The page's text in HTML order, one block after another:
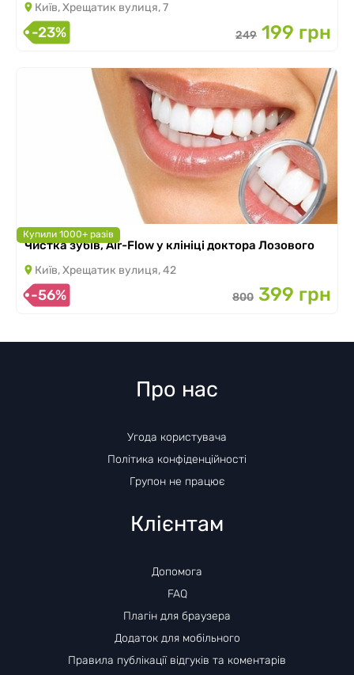
Київ, Хрещатик вулиця, 7
-23% 249 199 грн
Купили 1000+ разів
Чистка зубів, Air-Flow у клініці доктора Лозового
Київ, Хрещатик вулиця, 42
-56% 800 399 грн
Про нас
Угода користувача
Політика конфіденційності
Групон не працює
Клієнтам
Допомога
FAQ
Плагін для браузера
Додаток для мобільного
Правила публікації відгуків та коментарів